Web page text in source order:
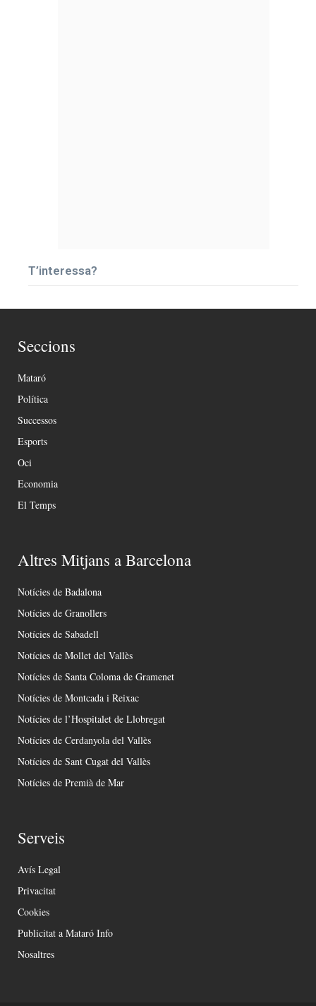
T’interessa?
Seccions
Mataró
Política
Successos
Esports
Oci
Economia
El Temps
Altres Mitjans a Barcelona
Notícies de Badalona
Notícies de Granollers
Notícies de Sabadell
Notícies de Mollet del Vallès
Notícies de Santa Coloma de Gramenet
Notícies de Montcada i Reixac
Notícies de l’Hospitalet de Llobregat
Notícies de Cerdanyola del Vallès
Notícies de Sant Cugat del Vallès
Notícies de Premià de Mar
Serveis
Avís Legal
Privacitat
Cookies
Publicitat a Mataró Info
Nosaltres